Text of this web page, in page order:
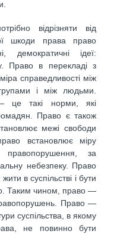
відрізняти від
шкоди права право
демократичні ідеї:
Право в перекладі з
справедливості між
і між людьми.
це такі норми, які
Право є також
межі свободи
встановлює міру
правопорушення, за
небезпеку. Право
в суспільстві і бути
Таким чином, право —
Право —
суспільства, в якому
не повинно бути